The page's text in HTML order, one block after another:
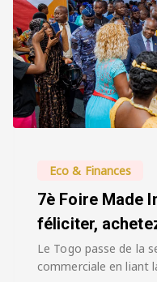
Eco & Finances
7è Foire Made
féliciter,
Le Togo passe de la
commerciale en liant